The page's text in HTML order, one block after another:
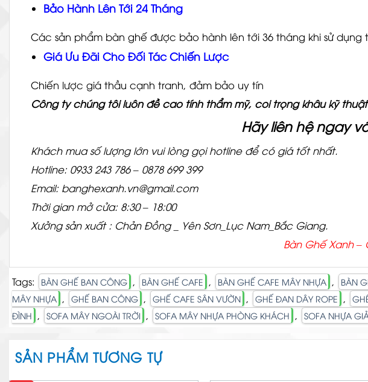
Bảo Hành Lên Tới 24 Tháng
Các sản phẩm bàn ghế được bảo hành lên tới 36 tháng khi sử dụng
Giá Ưu Đãi Cho Đối Tác Chiến Lược
Chiến lược giá thầu cạnh tranh, đảm bảo uy tín
Công ty chúng tôi luôn đề cao tính thẩm mỹ, coi trọng khâu kỹ
Hãy liên hệ ngay
Khách mua số lượng lớn vui lòng gọi hotline để có giá tốt nhất.
Hotline: 0933 243 786 – 0878 699 399
Email: banghexanh.vn@gmail.com
Thời gian mở cửa: 8:30 – 18:00
Xưởng sản xuất : Chản Đồng _ Yên Sơn_Lục Nam_Bắc Giang.
Bàn Ghế Xanh –
Tags: BÀN GHẾ BAN CÔNG , BÀN GHẾ CAFE , BÀN GHẾ CAFE MÂY NHỰA , BÀN
MÂY NHỰA , GHẾ BAN CÔNG , GHẾ CAFE SÂN VƯỜN , GHẾ ĐAN DÂY ROPE ,
ĐÌNH , SOFA MÂY NGOÀI TRỜI , SOFA MÂY NHỰA PHÒNG KHÁCH , SOFA NHỰA
SẢN PHẨM TƯƠNG TỰ